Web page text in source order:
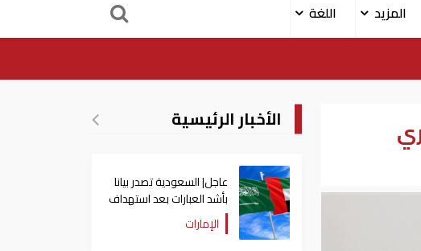
المزيد
اللغة
الأخبار الرئيسية
عاجل| السعودية تصدر بيانا
بأشد العبارات بعد استهداف
إيران لناقلة إماراتية
الإمارات